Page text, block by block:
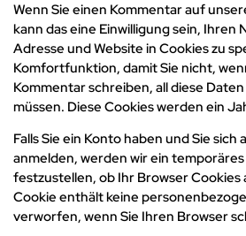
Wenn Sie einen Kommentar auf
kann das eine Einwilligung sein, Ihren
Adresse und Website in Cookies zu
Komfortfunktion, damit Sie nicht,
Kommentar schreiben, all diese
müssen. Diese Cookies werden ein
Falls Sie ein Konto haben und Sie sich
anmelden, werden wir ein
festzustellen, ob Ihr Browser Cookies
Cookie enthält keine
verworfen, wenn Sie Ihren Browser